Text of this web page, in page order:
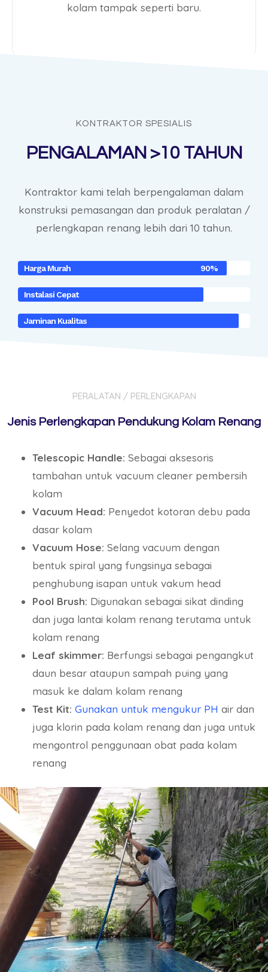
kolam tampak seperti baru.
KONTRAKTOR SPESIALIS
PENGALAMAN >10 TAHUN
Kontraktor kami telah berpengalaman dalam
konstruksi pemasangan dan produk peralatan /
perlengkapan renang lebih dari 10 tahun.
Harga Murah 90%
Instalasi Cepat
Jaminan Kualitas
PERALATAN / PERLENGKAPAN
Jenis Perlengkapan Pendukung Kolam Renang
Telescopic Handle: Sebagai aksesoris
tambahan untuk vacuum cleaner pembersih
kolam
Vacuum Head: Penyedot kotoran debu pada
dasar kolam
Vacuum Hose: Selang vacuum dengan
bentuk spiral yang fungsinya sebagai
penghubung isapan untuk vakum head
Pool Brush: Digunakan sebagai sikat dinding
dan juga lantai kolam renang terutama untuk
kolam renang
Leaf skimmer: Berfungsi sebagai pengangkut
daun besar ataupun sampah puing yang
masuk ke dalam kolam renang
Test Kit: Gunakan untuk mengukur PH air dan
juga klorin pada kolam renang dan juga untuk
mengontrol penggunaan obat pada kolam
renang